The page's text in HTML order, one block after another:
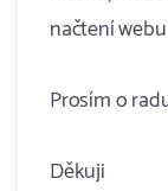
načtení
Prosím o
Děkuji